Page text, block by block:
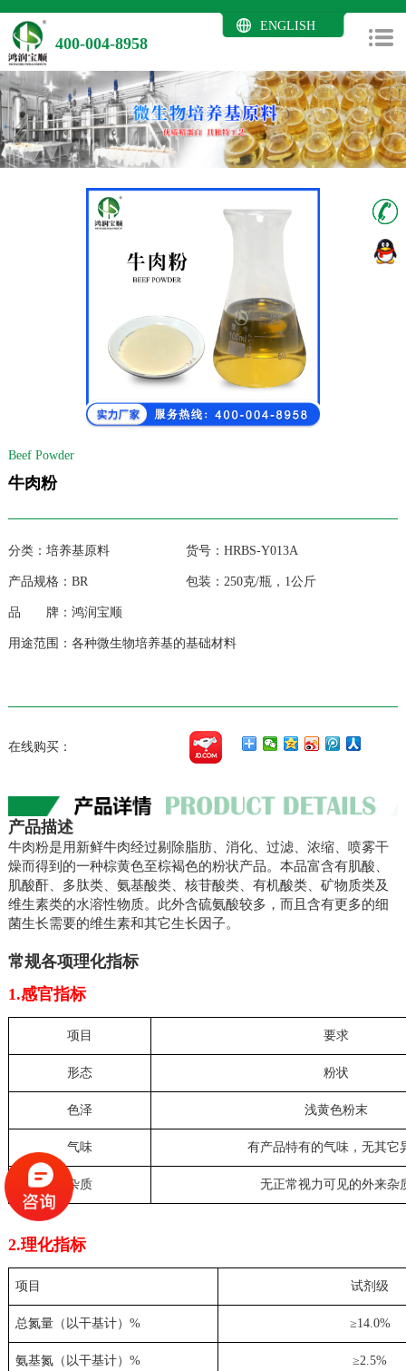
400-004-8958
ENGLISH
Beef Powder
牛肉粉
分类：培养基原料 货号：HRBS-Y013A
产品规格：BR 包装：250克/瓶，1公斤
品 牌：鸿润宝顺
用途范围：各种微生物培养基的基础材料
在线购买：
产品描述
牛肉粉是用新鲜牛肉经过剔除脂肪、消化、过滤、浓缩、喷雾干
燥而得到的一种棕黄色至棕褐色的粉状产品。本品富含有肌酸、
肌酸酐、多肽类、氨基酸类、核苷酸类、有机酸类、矿物质类及
维生素类的水溶性物质。此外含硫氨酸较多，而且含有更多的细
菌生长需要的维生素和其它生长因子。
常规各项理化指标
1.感官指标
项目 要求
形态 粉状
色泽 浅黄色粉末
气味 有产品特有的气味，无其它
杂质 无正常视力可见的外来杂
2.理化指标
项目 试剂级
总氮量（以干基计） % ≥14.0%
氨基氮（以干基计） % ≥2.5%